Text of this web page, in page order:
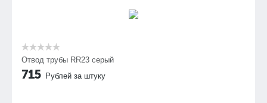
Отвод трубы RR23 серый
715 Рублей за штуку